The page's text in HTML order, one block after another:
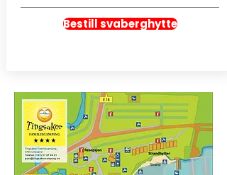
Bestill svaberghytte